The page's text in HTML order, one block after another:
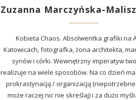
Zuzanna Marczyńska-
Kobieta Chaos. Absolwentka grafiki na
Katowicach, fotografka, żona architekta,
synów i córki. Wewnętrzny imperatyw
realizuje na wiele sposobów. Na co dzień
prokrastynacją / organizacją (niepotrzebne
może raczej nic nie skreślaj) i za dużo